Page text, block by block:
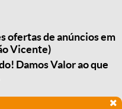
ofertas de anúncios em
Vicente)
Damos Valor ao que